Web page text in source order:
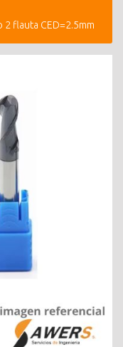
2 flauta CED=2.5mm